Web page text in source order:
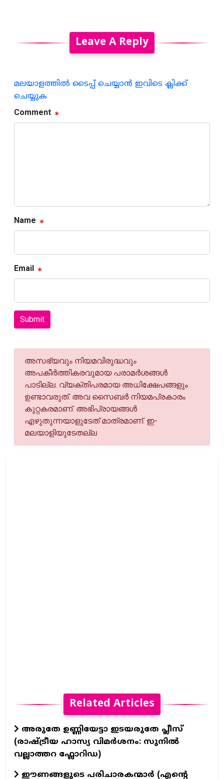
Leave A Reply
മലയാളത്തില്‍ ടൈപ്പ് ചെയ്യാന്‍ ഇവിടെ ക്ലിക്ക്
ചെയ്യുക
Comment
Name
Email
Submit
അസഭ്യവും നിയമവിരുദ്ധവും
അപകീര്‍ത്തികരവുമായ പരാമര്‍ശങ്ങള്‍
പാടില്ല. വ്യക്തിപരമായ അധിക്ഷേപങ്ങളും
ഉണ്ടാവരുത്. അവ സൈബര്‍ നിയമപ്രകാരം
കുറ്റകരമാണ്. അഭിപ്രായങ്ങള്‍
എഴുതുന്നയാളുടേത് മാത്രമാണ്. ഇ-
മലയാളിയുടേതല്ല
Related Articles
അരുതേ ഉണ്ണിയേട്ടാ ഇടയരുതേ പ്ലീസ്
(രാഷ്ട്രീയ ഹാസ്യ വിമർശനം: സുനിൽ
വല്ലാത്തറ ഫ്ലോറിഡ)
ഈണങ്ങളുടെ പരിചാരകന്മാര്‍ (എന്‍റെ